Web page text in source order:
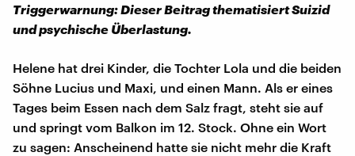
Triggerwarnung: Dieser Beitrag thematisiert Suizid
und psychische Überlastung.
Helene hat drei Kinder, die Tochter Lola und die beiden
Söhne Lucius und Maxi, und einen Mann. Als er eines
Tages beim Essen nach dem Salz fragt, steht sie auf
und springt vom Balkon im 12. Stock. Ohne ein Wort
zu sagen: Anscheinend hatte sie nicht mehr die Kraft